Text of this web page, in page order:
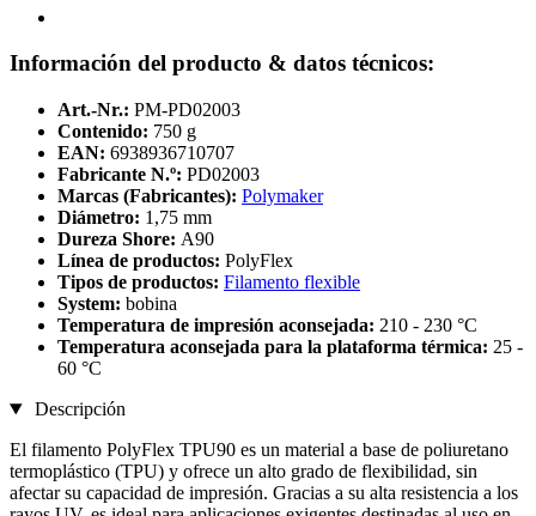
Información del producto & datos técnicos:
Art.-Nr.: PM-PD02003
Contenido: 750 g
EAN: 6938936710707
Fabricante N.º: PD02003
Marcas (Fabricantes): Polymaker
Diámetro: 1,75 mm
Dureza Shore: A90
Línea de productos: PolyFlex
Tipos de productos: Filamento flexible
System: bobina
Temperatura de impresión aconsejada: 210 - 230 °C
Temperatura aconsejada para la plataforma térmica: 25 -
60 °C
Descripción
El filamento PolyFlex TPU90 es un material a base de poliuretano
termoplástico (TPU) y ofrece un alto grado de flexibilidad, sin
afectar su capacidad de impresión. Gracias a su alta resistencia a los